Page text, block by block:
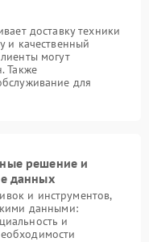
доставку техники
и качественный
могут
Также
для
решение и
данных
и инструментов,
данными:
и